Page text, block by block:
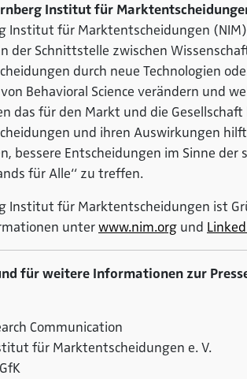
Institut für
Institut für Marktentscheidungen
der Schnittstelle zwischen
durch neue Technologien
Behavioral Science verändern und
das für den Markt und die
und ihren Auswirkungen
bessere Entscheidungen im Sinne
für Alle“ zu treffen.
Institut für Marktentscheidungen ist
unterwww.nim.org und
für weitere Informationen zur
Communication
für Marktentscheidungen e. V.